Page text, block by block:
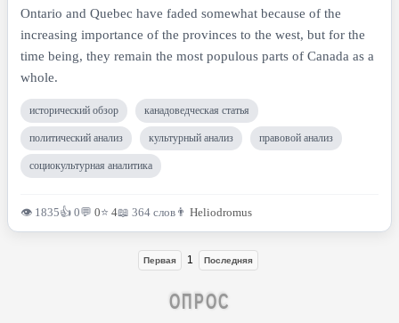
Ontario and Quebec have faded somewhat because of the
increasing importance of the provinces to the west, but for the
time being, they remain the most populous parts of Canada as a
whole.
исторический обзор канадоведческая статья
политический анализ культурный анализ правовой анализ
социокультурная аналитика
👁 1835👍 0💬 0⭐ 4📖 364 слов 👨 Heliodromus
Первая 1 Последняя
ОПРОС